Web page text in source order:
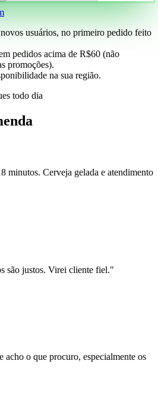
usuários, no primeiro pedido feito
pedidos acima de R$60 (não
promoções).
na sua região.
todo dia
minutos. Cerveja gelada e atendimento
são justos. Virei cliente fiel."
acho o que procuro, especialmente os